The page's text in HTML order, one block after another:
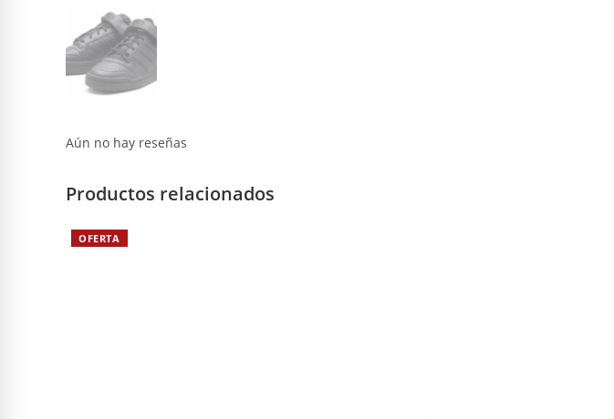
Aún no hay reseñas
Productos relacionados
OFERTA